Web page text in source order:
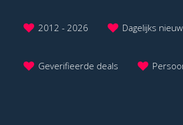
2012 - 2026 Dagelijks
Geverifieerde deals